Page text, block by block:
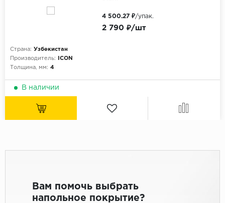
Страна: Узбекистан
Производитель:
ICON
Толщина, мм: 4
2 790 ₽/шт
4 500.27 ₽/упак.
В наличии
Вам помочь выбрать
напольное покрытие?